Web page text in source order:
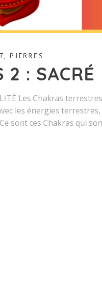
,PIERRES
2 : SACRÉ
Les Chakras
les énergies
sont ces Chakras qui